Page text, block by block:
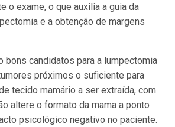
o exame, o que auxilia a guia da
e a obtenção de margens
bons candidatos para a lumpectomia
próximos o suficiente para
tecido mamário a ser extraída, com
altere o formato da mama a ponto
psicológico negativo no paciente.